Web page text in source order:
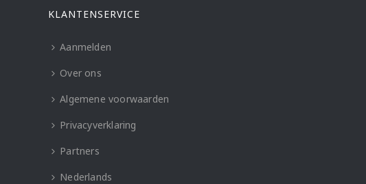
KLANTENSERVICE
Aanmelden
Over ons
Algemene voorwaarden
Privacyverklaring
Partners
Nederlands